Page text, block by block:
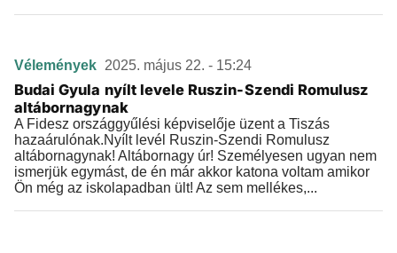
Vélemények 2025. május 22. - 15:24
Budai Gyula nyílt levele Ruszin-Szendi Romulusz
altábornagynak
A Fidesz országgyűlési képviselője üzent a Tiszás
hazaárulónak.Nyílt levél Ruszin-Szendi Romulusz
altábornagynak! Altábornagy úr! Személyesen ugyan nem
ismerjük egymást, de én már akkor katona voltam amikor
Ön még az iskolapadban ült! Az sem mellékes,...